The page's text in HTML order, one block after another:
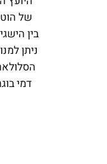
של
בין
ניתן
דמי